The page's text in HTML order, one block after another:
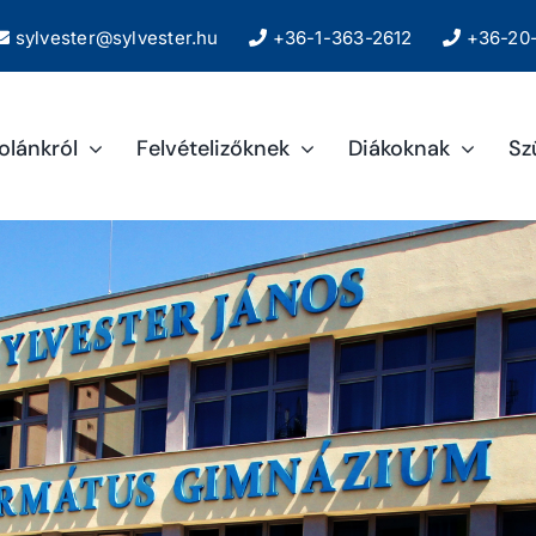
sylvester@sylvester.hu +36-1-363-2612 +36-
Felvételizőknek Diákoknak